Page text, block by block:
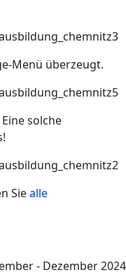
Menü überzeugt.
solche
Siealle
- Dezember 2024